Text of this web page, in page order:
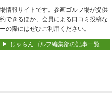
情報サイトです。参画ゴルフ場が提供
できるほか、会員による口コミ投稿な
の際にはぜひご利用ください。
じゃらんゴルフ編集部の記事一覧